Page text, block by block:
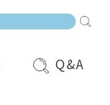
Q&A